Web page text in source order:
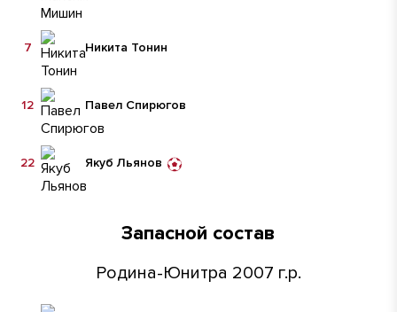
Никита Тонин
7
Павел Спирюгов
12
Якуб Льянов
22
Запасной состав
Родина-Юнитра 2007 г.р.